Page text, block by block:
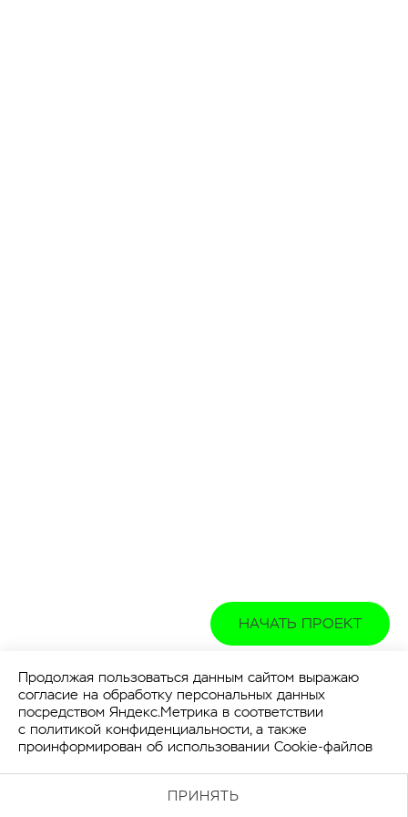
НАЧАТЬ ПРОЕКТ
Продолжая пользоваться данным сайтом выражаю
согласие на обработку персональных данных
посредством Яндекс.Метрика в соответствии
с политикой конфиденциальности, а также
проинформирован об использовании Cookie-файлов
ПРИНЯТЬ